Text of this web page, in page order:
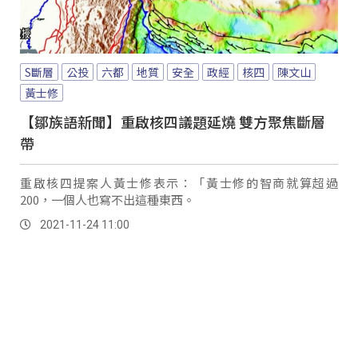
S斷層 公投 六都 地質 安全 政經 核四
陳文山
黃士修
【鄒族語新聞】重啟核四議題延燒 雙方聚焦斷層
帶
重啟核四提案人黃士修表示：「黃士修的智商就算超過
200，一個人也寫不出這種東西。
2021-11-24 11:00